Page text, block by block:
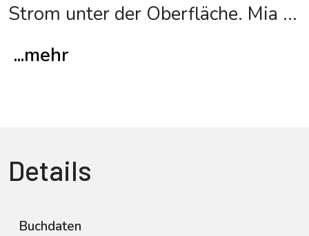
Strom unter der Oberfläche. Mia ...
...mehr
Details
Buchdaten